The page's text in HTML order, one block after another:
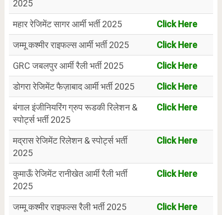
2025
महार रेजिमेंट सागर आर्मी भर्ती 2025
Click Here
जम्मू कश्मीर राइफल्स आर्मी भर्ती 2025
Click Here
GRC जबलपुर आर्मी रैली भर्ती 2025
Click Here
डोगरा रेजिमेंट फैज़ाबाद आर्मी भर्ती 2025
Click Here
बंगाल इंजीनियरिंग ग्रुप रूडकी रिलेशन &
स्पोर्ट्स भर्ती 2025
Click Here
मद्रास रेजिमेंट रिलेशन & स्पोर्ट्स भर्ती
2025
Click Here
कुमाऊँ रेजिमेंट रानीखेत आर्मी रैली भर्ती
2025
Click Here
जम्मू कश्मीर राइफल्स रैली भर्ती 2025
Click Here